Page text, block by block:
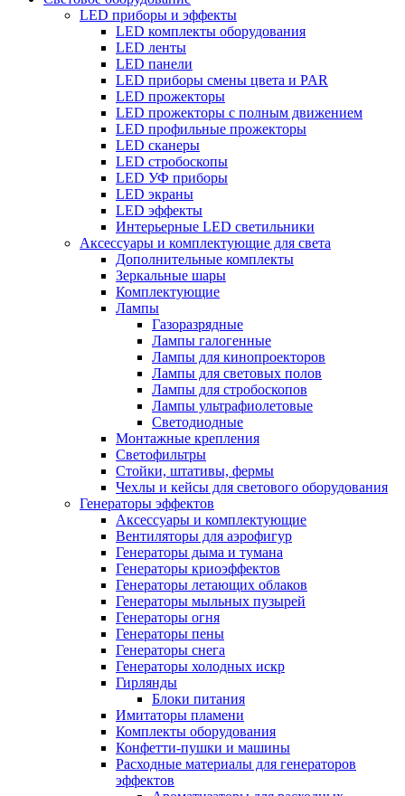
LED приборы и эффекты
LED комплекты оборудования
LED ленты
LED панели
LED приборы смены цвета и PAR
LED прожекторы
LED прожекторы с полным движением
LED профильные прожекторы
LED сканеры
LED стробоскопы
LED УФ приборы
LED экраны
LED эффекты
Интерьерные LED светильники
Аксессуары и комплектующие для света
Дополнительные комплекты
Зеркальные шары
Комплектующие
Лампы
Газоразрядные
Лампы галогенные
Лампы для кинопроекторов
Лампы для световых полов
Лампы для стробоскопов
Лампы ультрафиолетовые
Светодиодные
Монтажные крепления
Светофильтры
Стойки, штативы, фермы
Чехлы и кейсы для светового оборудования
Генераторы эффектов
Аксессуары и комплектующие
Вентиляторы для аэрофигур
Генераторы дыма и тумана
Генераторы криоэффектов
Генераторы летающих облаков
Генераторы мыльных пузырей
Генераторы огня
Генераторы пены
Генераторы снега
Генераторы холодных искр
Гирлянды
Блоки питания
Имитаторы пламени
Комплекты оборудования
Конфетти-пушки и машины
Расходные материалы для генераторов
эффектов